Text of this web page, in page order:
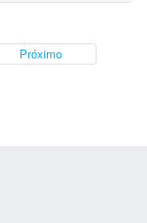
Próximo